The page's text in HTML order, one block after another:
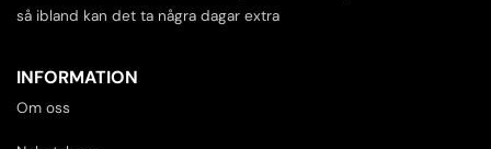
så ibland kan det ta några dagar extra
INFORMATION
Om oss